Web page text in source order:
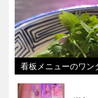
看板メニューのワン